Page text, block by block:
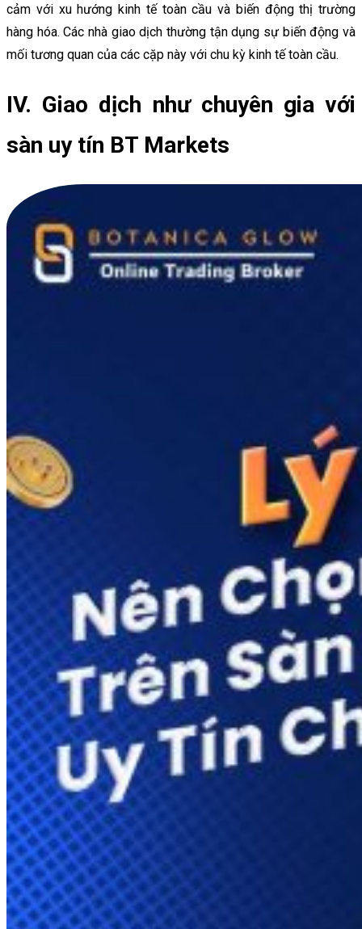
cảm với xu hướng kinh tế toàn cầu và biến động thị trường
hàng hóa. Các nhà giao dịch thường tận dụng sự biến động và
mối tương quan của các cặp này với chu kỳ kinh tế toàn cầu.
IV. Giao dịch như chuyên gia với
sàn uy tín BT Markets